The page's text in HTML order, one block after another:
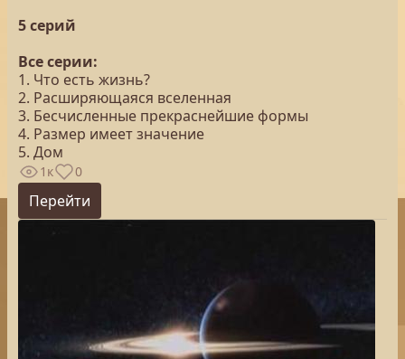
5 серий
Все серии:
1. Что есть жизнь?
2. Расширяющаяся вселенная
3. Бесчисленные прекраснейшие формы
4. Размер имеет значение
5. Дом
1к 0
Перейти